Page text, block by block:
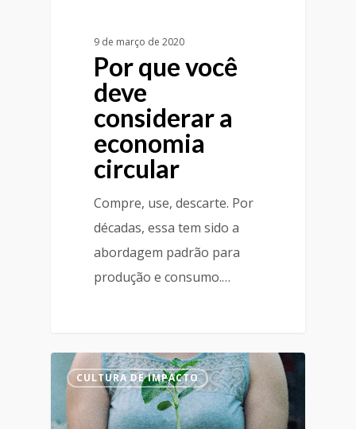
9 de março de 2020
Por que você
deve
considerar a
economia
circular
Compre, use, descarte. Por
décadas, essa tem sido a
abordagem padrão para
produção e consumo.…
CULTURA DE IMPACTO